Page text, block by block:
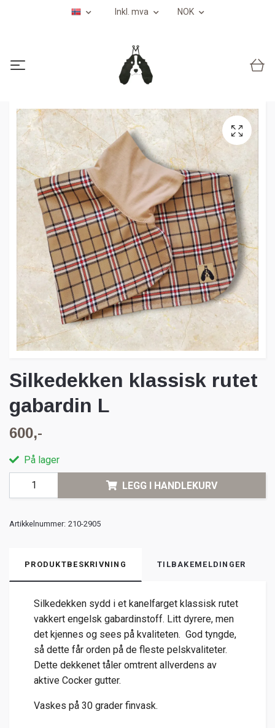
Inkl. mva NOK
Silkedekken klassisk rutet
gabardin L
600,-
På lager
LEGG I HANDLEKURV
Artikkelnummer: 210-2905
PRODUKTBESKRIVNING TILBAKEMELDINGER
Silkedekken sydd i et kanelfarget klassisk rutet
vakkert engelsk gabardinstoff. Litt dyrere, men
det kjennes og sees på kvaliteten. God tyngde,
så dette får orden på de fleste pelskvaliteter.
Dette dekkenet tåler omtrent allverdens av
aktive Cocker gutter.
Vaskes på 30 grader finvask.